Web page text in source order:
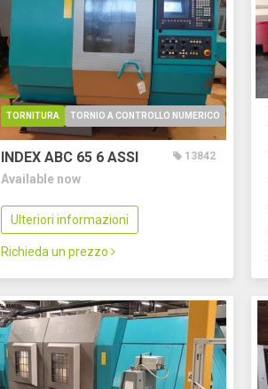
TORNITURA TORNIO A CONTROLLO NUMERICO
INDEX ABC 65 6 ASSI 13842
Available now
Ulteriori informazioni
Richieda un prezzo